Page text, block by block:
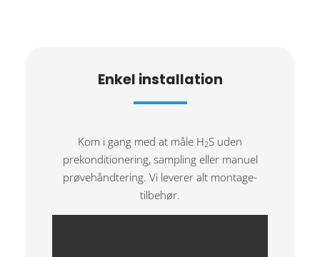
Enkel installation
Kom i gang med at måle H2S uden
prekonditionering, sampling eller manuel
prøvehåndtering. Vi leverer alt montage-
tilbehør.